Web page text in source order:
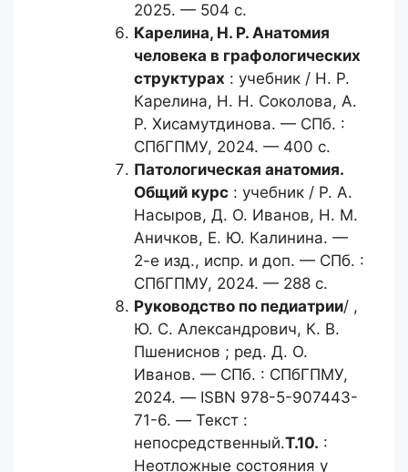
2025. — 504 с.
Карелина, Н. Р. Анатомия
человека в графологических
структурах : учебник / Н. Р.
Карелина, Н. Н. Соколова, А.
Р. Хисамутдинова. — СПб. :
СПбГПМУ, 2024. — 400 с.
Патологическая анатомия.
Общий курс : учебник / Р. А.
Насыров, Д. О. Иванов, Н. М.
Аничков, Е. Ю. Калинина. —
2-е изд., испр. и доп. — СПб. :
СПбГПМУ, 2024. — 288 с.
Руководство по педиатрии/ ,
Ю. С. Александрович, К. В.
Пшениснов ; ред. Д. О.
Иванов. — СПб. : СПбГПМУ,
2024. — ISBN 978-5-907443-
71-6. — Текст :
непосредственный.Т.10. :
Неотложные состояния у